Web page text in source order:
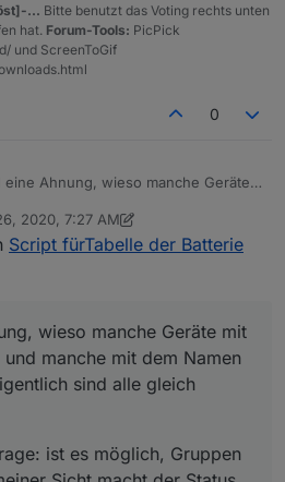
... Bitte benutzt das Voting rechts unten
hat. Forum-Tools: PicPick
und ScreenToGif
0
eine Ahnung, wieso manche Geräte
werden? Eigentlich sind alle
die Frage: ist es möglich,
Aus meiner Sicht macht
2020, 7:27 AM
in-skyMar 26, 2020, 8:40 AM
Script fürTabelle der Batterie
wieso manche Geräte mit
manche mit dem Namen
sind alle gleich
ist es möglich, Gruppen